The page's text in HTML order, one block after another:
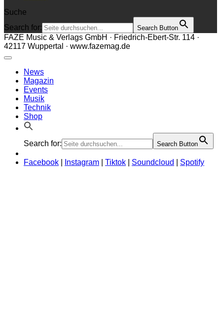
Suche
Search for:
Search Button
FAZE Music & Verlags GmbH · Friedrich-Ebert-Str. 114 ·
42117 Wuppertal · www.fazemag.de
News
Magazin
Events
Musik
Technik
Shop
Search for: Search Button
Facebook Instagram Tiktok Soundcloud Spotify